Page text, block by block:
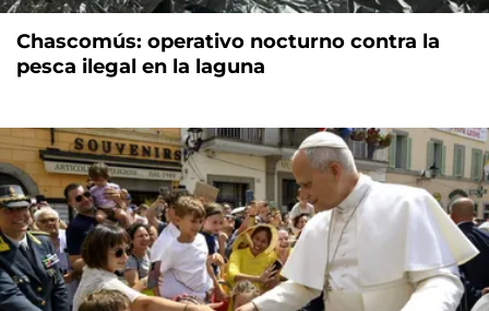
Chascomús: operativo nocturno contra la
pesca ilegal en la laguna